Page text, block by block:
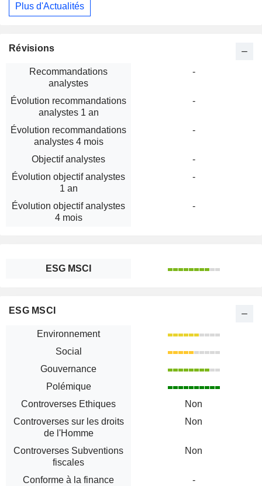
Plus d'Actualités
Révisions
Recommandations
analystes
-
Évolution recommandations
analystes 1 an
-
Évolution recommandations
analystes 4 mois
-
Objectif analystes
-
Évolution objectif analystes
1 an
-
Évolution objectif analystes
4 mois
-
ESG MSCI
ESG MSCI
Environnement
Social
Gouvernance
Polémique
Controverses Ethiques
Non
Controverses sur les droits
de l'Homme
Non
Controverses Subventions
fiscales
Non
Conforme à la finance
-